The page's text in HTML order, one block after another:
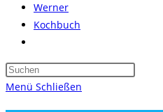
Werner
Kochbuch
umschalten
Press
Menü Schließen